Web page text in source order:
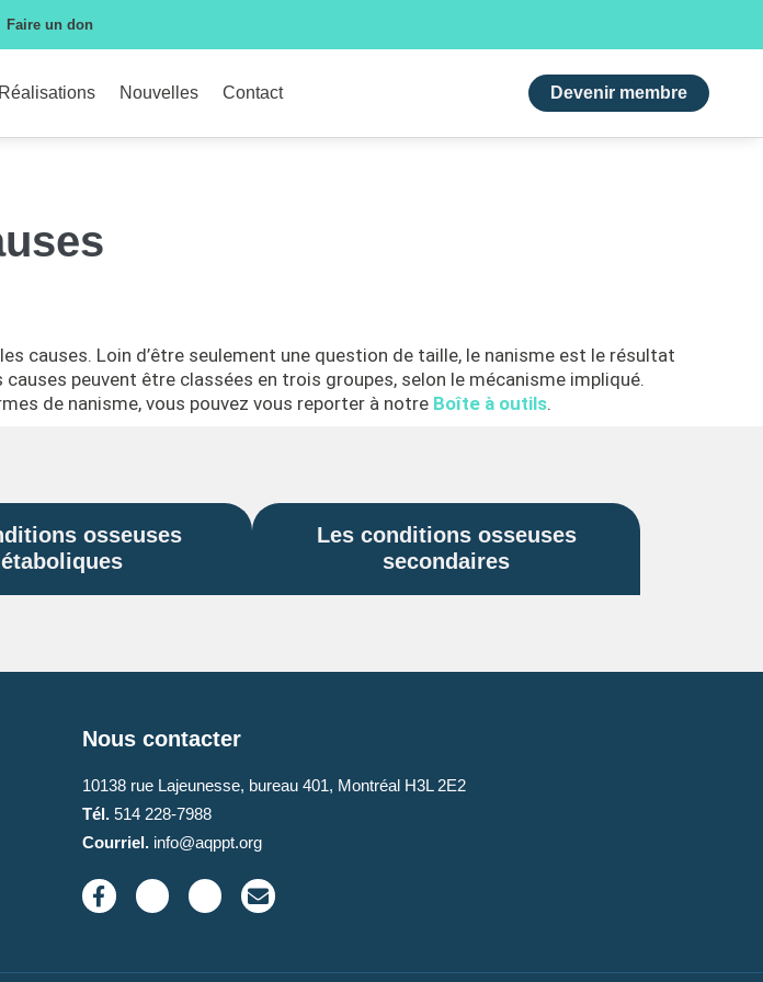
Faire un don
Réalisations Nouvelles Contact Devenir membre
causes. Loin d’être seulement une question de taille, le nanisme est le résultat
peuvent être classées en trois groupes, selon le mécanisme impliqué.
de nanisme, vous pouvez vous reporter à notre Boîte à outils.
osseuses
Les conditions osseuses
secondaires
Nous contacter
10138 rue Lajeunesse, bureau 401, Montréal H3L 2E2
Tél. 514 228-7988
Courriel. info@aqppt.org